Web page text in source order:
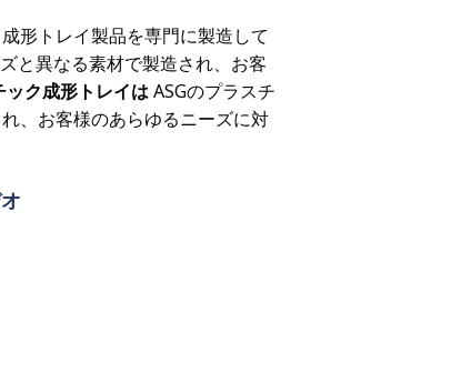
形トレイ製品を専門に製造して
と異なる素材で製造され、お客
ック成形トレイはASGのプラスチ
、お客様のあらゆるニーズに対